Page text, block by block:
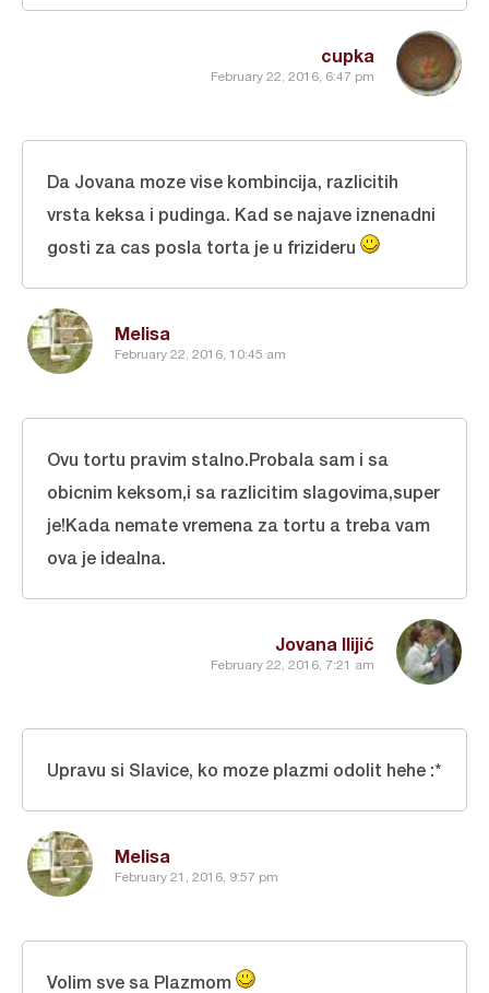
cupka
February 22, 2016, 6:47 pm
Melisa
February 22, 2016, 10:45 am
Da Jovana moze vise kombincija, razlicitih
vrsta keksa i pudinga. Kad se najave iznenadni
gosti za cas posla torta je u frizideru
Jovana Ilijić
February 22, 2016, 7:21 am
Ovu tortu pravim stalno.Probala sam i sa
obicnim keksom,i sa razlicitim slagovima,super
je!Kada nemate vremena za tortu a treba vam
ova je idealna.
Melisa
February 21, 2016, 9:57 pm
Upravu si Slavice, ko moze plazmi odolit hehe :*
Volim sve sa Plazmom